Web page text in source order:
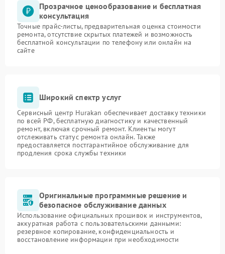
Прозрачное ценообразование и бесплатная
консультация
Точные прайс-листы, предварительная оценка стоимости
ремонта, отсутствие скрытых платежей и возможность
бесплатной консультации по телефону или онлайн на
сайте
Широкий спектр услуг
Сервисный центр Hurakan обеспечивает доставку техники
по всей РФ, бесплатную диагностику и качественный
ремонт, включая срочный ремонт. Клиенты могут
отслеживать статус ремонта онлайн. Также
предоставляется постгарантийное обслуживание для
продления срока службы техники
Оригинальные программные решение и
безопасное обслуживание данных
Использование официальных прошивок и инструментов,
аккуратная работа с пользовательскими данными:
резервное копирование, конфиденциальность и
восстановление информации при необходимости